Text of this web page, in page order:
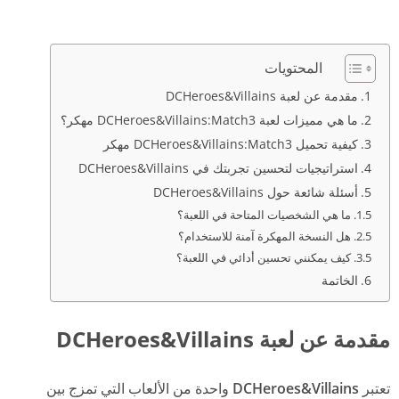
المحتويات
مقدمة عن لعبة DCHeroes&Villains
ما هي مميزات لعبة DCHeroes&Villains:Match3 مهكر؟
كيفية تحميل DCHeroes&Villains:Match3 مهكر
استراتيجيات لتحسين تجربتك في DCHeroes&Villains
أسئلة شائعة حول DCHeroes&Villains
ما هي الشخصيات المتاحة في اللعبة؟
هل النسخة المهكرة آمنة للاستخدام؟
كيف يمكنني تحسين أدائي في اللعبة؟
الخاتمة
مقدمة عن لعبة DCHeroes&Villains
تعتبر DCHeroes&Villains واحدة من الألعاب التي تمزج بين